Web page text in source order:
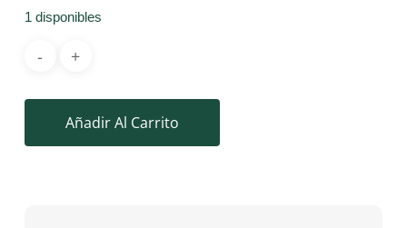
1 disponibles
Añadir Al Carrito